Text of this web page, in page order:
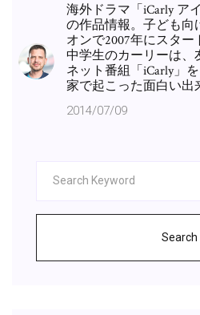
海外ドラマ「iCarly ア
の作品情報。子ども
オンで2007年にスター
中学生のカーリーは、
ネット番組「iCarly」
家で起こった面白い出
2014/07/09
Search